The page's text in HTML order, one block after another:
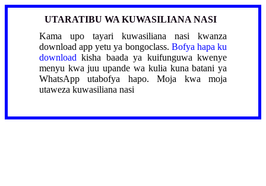
UTARATIBU WA KUWASILIANA NASI
Kama upo tayari kuwasiliana nasi kwanza
download app yetu ya bongoclass. Bofya hapa ku
downloadkisha baada ya kuifunguwa kwenye
menyu kwa juu upande wa kulia kuna batani ya
WhatsApp utabofya hapo. Moja kwa moja
utaweza kuwasiliana nasi